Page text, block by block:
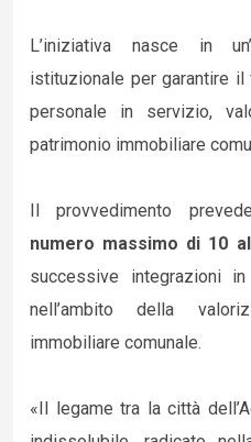
L’iniziativa nasce in
istituzionale per garantire
personale in servizio,
patrimonio immobiliare
Il provvedimento
numero massimo di 10
successive integrazioni
nell’ambito della
immobiliare comunale.
«Il legame tra la città